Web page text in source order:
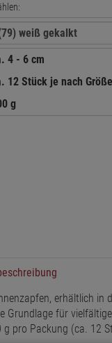
4 - 6 cm
12 Stück je nach Größe
g
erhältlich in
Grundlage für
g pro Packung (ca. 12